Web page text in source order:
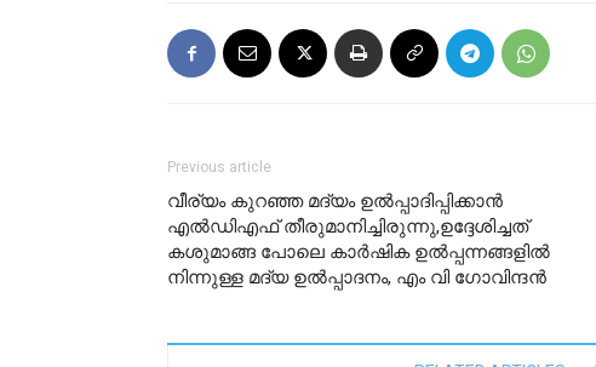
Previous article
വീര്യം കുറഞ്ഞ മദ്യം ഉല്‍പ്പാദിപ്പിക്കാന്‍
എല്‍ഡിഎഫ് തീരുമാനിച്ചിരുന്നു,ഉദ്ദേശിച്ചത്
കശുമാങ്ങ പോലെ കാര്‍ഷിക ഉല്‍പ്പന്നങ്ങളില്‍
നിന്നുള്ള മദ്യ ഉല്‍പ്പാദനം, എം വി ഗോവിന്ദന്‍